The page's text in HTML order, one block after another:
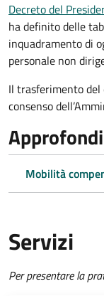
Decreto del
ha definito delle
inquadramento di
personale non
Il trasferimento del
consenso
Mobilità
Servizi
Per presentare la